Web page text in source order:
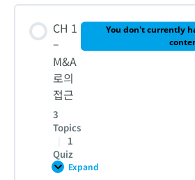
보
[무
0% COMPLETE 0/2 Steps
CH 11 – 2 LBO 절차
CH 13 – 1 기업유형 분류와 각 사모
CH 1
–
M&A
로의
접근
3
Topics
1
Quiz
You don't currently
Expand
CH